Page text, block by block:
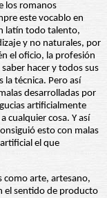
los romanos
este vocablo en
latín todo talento,
y no naturales, por
el oficio, la profesión
hacer y todos sus
la técnica. Pero así
desarrolladas por
artificialmente
cualquier cosa. Y así
esto con malas
el que
como arte, artesano,
el sentido de producto